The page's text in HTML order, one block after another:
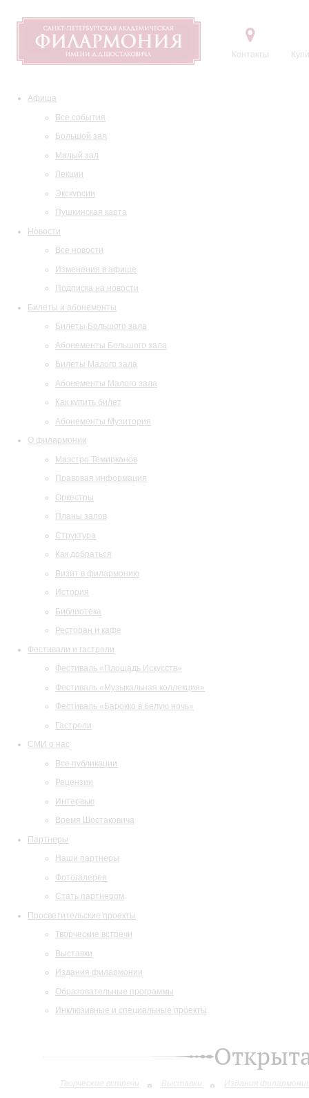
Контакты
Афиша
Все события
Большой зал
Малый зал
Лекции
Экскурсии
Пушкинская карта
Новости
Все новости
Изменения в афише
Подписка на новости
Билеты и абонементы
Билеты Большого зала
Абонементы Большого зала
Билеты Малого зала
Абонементы Малого зала
Как купить билет
Абонементы Музитория
О филармонии
Маэстро Темирканов
Правовая информация
Оркестры
Планы залов
Структура
Как добраться
Визит в филармонию
История
Библиотека
Ресторан и кафе
Фестивали и гастроли
Фестиваль «Площадь Искусств»
Фестиваль «Музыкальная коллекция»
Фестиваль «Барокко в белую ночь»
Гастроли
СМИ о нас
Все публикации
Рецензии
Интервью
Время Шостаковича
Партнеры
Наши партнеры
Фотогалерея
Стать партнером
Просветительские проекты
Творческие встречи
Выставки
Издания филармонии
Образовательные программы
Инклюзивные и специальные проекты
Творческие встречи Выставки Издания